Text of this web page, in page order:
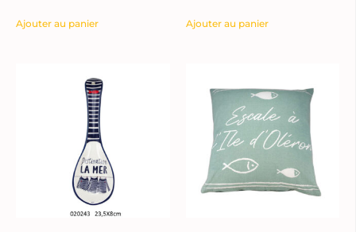
Ajouter au panier Ajouter au panier